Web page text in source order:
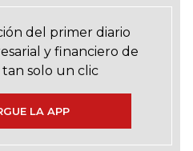
del primer diario
y financiero de
tan solo un clic
LA APP